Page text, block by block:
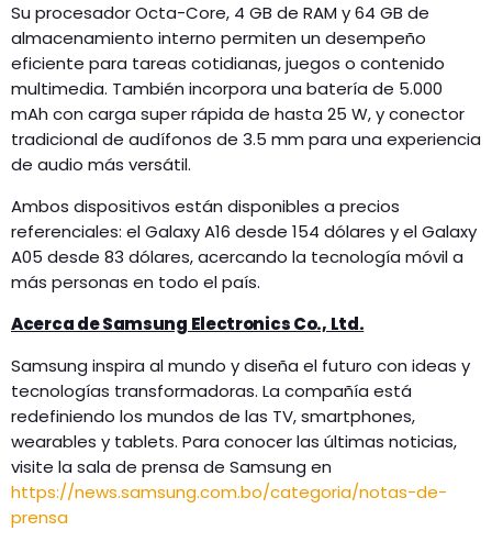
Su procesador Octa-Core, 4 GB de RAM y 64 GB de
almacenamiento interno permiten un desempeño
eficiente para tareas cotidianas, juegos o contenido
multimedia. También incorpora una batería de 5.000
mAh con carga super rápida de hasta 25 W, y conector
tradicional de audífonos de 3.5 mm para una experiencia
de audio más versátil.
Ambos dispositivos están disponibles a precios
referenciales: el Galaxy A16 desde 154 dólares y el Galaxy
A05 desde 83 dólares, acercando la tecnología móvil a
más personas en todo el país.
Acerca de Samsung Electronics Co., Ltd.
Samsung inspira al mundo y diseña el futuro con ideas y
tecnologías transformadoras. La compañía está
redefiniendo los mundos de las TV, smartphones,
wearables y tablets. Para conocer las últimas noticias,
visite la sala de prensa de Samsung en
https://news.samsung.com.bo/categoria/notas-de-
prensa